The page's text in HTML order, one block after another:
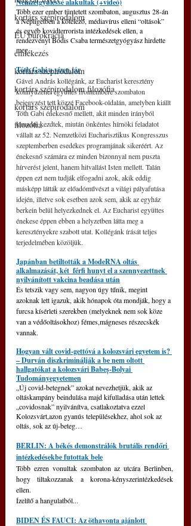
kortárs szépirodalom
EU bürokrácia
emlékezés
kortárs szépirodalom
kortárs szépirodalom filozófia
kortárs szépirodalom
filozófia
Nemzetgyűléssé alakultak (+videó)
Több ezer ember tüntetett szombaton, augusztus 28-án
a Népligetben a kötelező, médiavírus elleni “oltások”
és egyéb kovidterrorista intézkedések ellen, a
rendezvényt Bódis Csaba természetgyógyász hirdette
meg.
Tóth Gabi a vízen jár
Gável András kollégánk, az Eucharist keresztény
könnyűzenei együttes frontembere szombaton
bejegyzést tett közzé Facebook-oldalán, amelyben kiállt
Tóth Gabi énekesnő mellett, akit minden irányból
támadni kezdtek, miután önkéntes hírnöki feladatot
vállalt az 52. Nemzetközi Eucharisztikus Kongresszus
szeptemberben esedékes programjának sikeréért. Az
énekesnő számára ez minden bizonnyal nem puszta
hírverést jelent, hanem hitvallást Isten mellett. Talán
éppen ezt nem tudják elfogadni azok, akik eddig
másképp látták az előadóművészt a világi pályafutása
idején, illetve sok esetben azok sem, akik az egyház
berkein belül helyezkednek el. Az Eucharist együttes
énekese éppen ebben a helyzetben látta meg a
keresztényekre szabott utat. Kollégánk írását teljes
terjedelmében közöljük.
Japánban betiltották a ModeRNA oltás
alkalmazását, két  férfi hunyt el a szennyezettnek
nyilvánított vakcina beadása után
És tetszik vagy sem, nagyon úgy tűnik, megint
azoknak lett igazuk, akik hónapok óta mondják, hogy a
furcsa kísérleti szerekben (melyeknek nem sok köze
van a védőoltásokhoz) fémes,mágneses részecskék
vannak.
Hogyan vált covid-gettóvá a kolozsvári egyetem is?
– Durván diszkriminálják a be nem oltott
hallgatókat a kolozsvári Babeș-Bolyai
Tudományegyetemen
„Új covid-betegnek” azokat nevezhetjük, akik az
oltáskampány beindulása majd kifulladása után lettek
„covidosnak” nyilvánítva, csatlakoztatva ezzel
Kolozsvárt,azon gyanús településekhez, ahol sok az
oltás, sok az új-beteg…
BERLIN: A békés demonstrálók brutális rendőri
intézkedésekbe futottak bele
Több ezren vonultak szombaton az utcára Berlinben,
hogy tiltakozzanak a korona-kényszerintézkedések
ellen.
Ízelítő a hangulatból...
BIDEN ÉS FAUCI: Az öthavonta ajánlott